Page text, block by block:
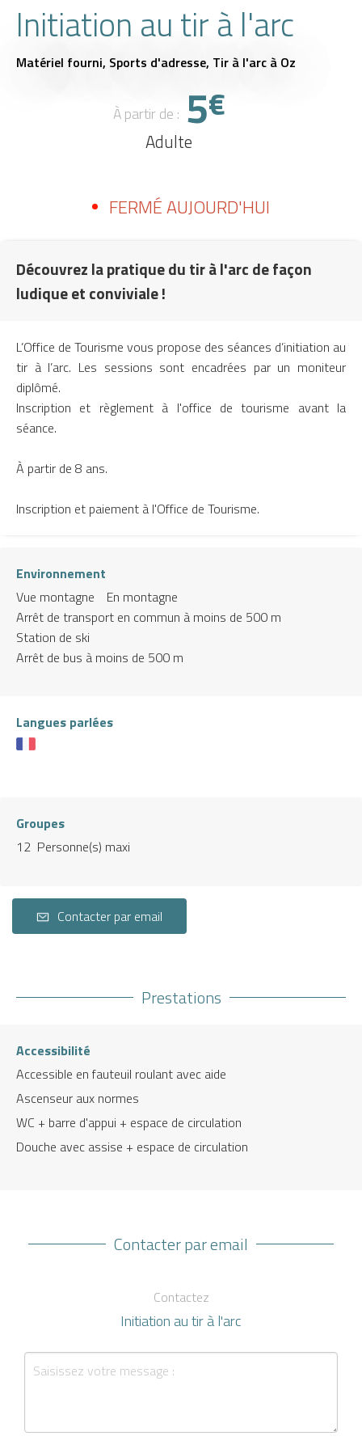
Initiation au tir à l'arc
Matériel fourni, Sports d'adresse, Tir à l'arc à Oz
À partir de : 5€
Adulte
FERMÉ AUJOURD'HUI
Découvrez la pratique du tir à l'arc de façon
ludique et conviviale !
L’Office de Tourisme vous propose des séances d’initiation au
tir à l’arc. Les sessions sont encadrées par un moniteur
diplômé.
Inscription et règlement à l'office de tourisme avant la
séance.
À partir de 8 ans.
Inscription et paiement à l'Office de Tourisme.
Environnement
Vue montagne
En montagne
Arrêt de transport en commun à moins de 500 m
Station de ski
Arrêt de bus à moins de 500 m
Langues parlées
Groupes
12 Personne(s) maxi
Contacter par email
Prestations
Accessibilité
Accessible en fauteuil roulant avec aide
Ascenseur aux normes
WC + barre d'appui + espace de circulation
Douche avec assise + espace de circulation
Contacter par email
Contactez
Initiation au tir à l'arc